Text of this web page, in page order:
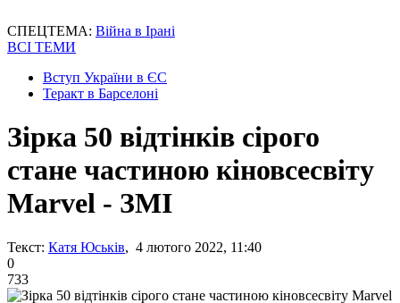
СПЕЦТЕМА: Війна в Ірані
ВСІ ТЕМИ
Вступ України в ЄС
Теракт в Барселоні
Зірка 50 відтінків сірого
стане частиною кіновсесвіту
Marvel - ЗМІ
Текст: Катя Юськів, 4 лютого 2022, 11:40
0
733